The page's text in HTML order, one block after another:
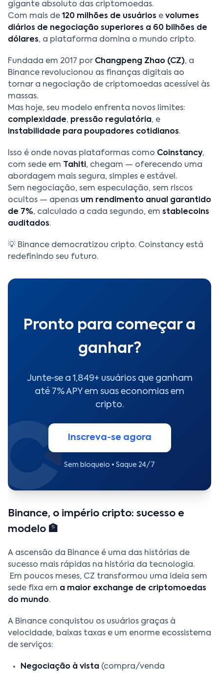
gigante absoluto das criptomoedas.
Com mais de 120 milhões de usuários e volumes
diários de negociação superiores a 60 bilhões de
dólares, a plataforma domina o mundo cripto.
Fundada em 2017 por Changpeng Zhao (CZ), a
Binance revolucionou as finanças digitais ao
tornar a negociação de criptomoedas acessível às
massas.
Mas hoje, seu modelo enfrenta novos limites:
complexidade, pressão regulatória, e
instabilidade para poupadores cotidianos.
Isso é onde novas plataformas como Coinstancy,
com sede em
Tahiti, chegam — oferecendo uma
abordagem mais segura, simples e estável.
Sem negociação, sem especulação, sem riscos
ocultos — apenas um rendimento anual garantido
de 7%, calculado a cada segundo, em stablecoins
auditados.
💡 Binance democratizou cripto. Coinstancy está
redefinindo seu futuro.
Pronto para começar a
ganhar?
Junte‑se a 1,849+ usuários que ganham
até 7% APY em suas economias em
cripto.
Inscreva‑se agora
Sem bloqueio • Saque 24/7
Binance, o império cripto: sucesso e
modelo 🏦
A ascensão da Binance é uma das histórias de
sucesso mais rápidas na história da tecnologia.
Em poucos meses, CZ transformou uma ideia sem
sede fixa em a maior exchange de criptomoedas
do mundo.
A Binance conquistou os usuários graças à
velocidade, baixas taxas e um enorme ecossistema
de serviços:
Negociação à vista (compra/venda